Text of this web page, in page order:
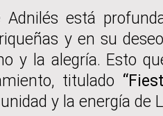
está
y en su
y la alegría. Esto
titulado
y la energía de